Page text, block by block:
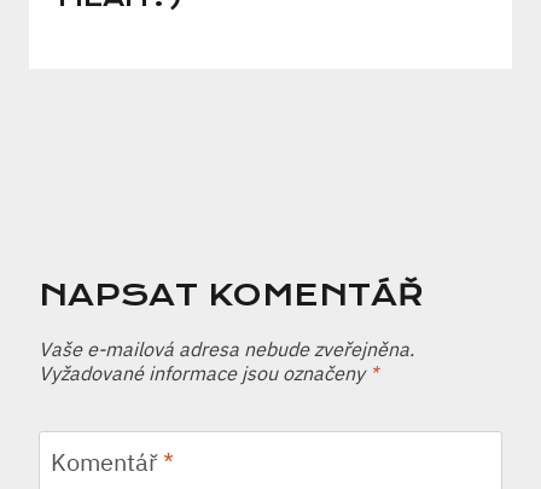
NAPSAT KOMENTÁŘ
Vaše e-mailová adresa nebude zveřejněna.
Vyžadované informace jsou označeny *
Komentář*